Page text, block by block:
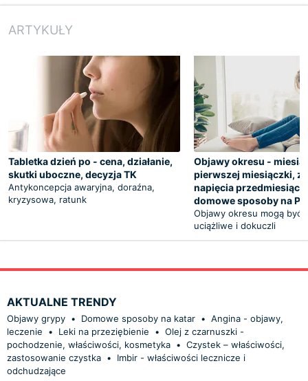
ARTYKUŁY
Tabletka dzień po - cena, działanie,
skutki uboczne, decyzja TK
Antykoncepcja awaryjna, doraźna,
kryzysowa, ratunk
Objawy okresu -
pierwszej miesiączki,
napięcia
domowe sposoby na
Objawy okresu mogą być
uciążliwe i dokuczli
AKTUALNE TRENDY
Objawy grypy • Domowe sposoby na katar • Angina - objawy,
leczenie
• Leki na przeziębienie • Olej z czarnuszki -
pochodzenie, właściwości, kosmetyka • Czystek – właściwości,
zastosowanie czystka •
Imbir - właściwości lecznicze i
odchudzające